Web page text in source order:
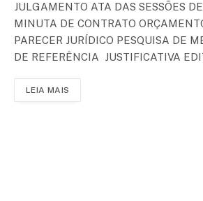
JULGAMENTO ATA DAS SESSÕES
MINUTA DE CONTRATO
PARECER JURÍDICO PESQUISA DE
DE REFERÊNCIA JUSTIFICATIVA
LEIA MAIS